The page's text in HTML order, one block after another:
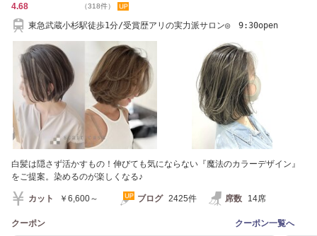
4.68 （318件）
東急武蔵小杉駅徒歩1分/受賞歴アリの実力派サロン◎ 9:30open
白髪は隠さず活かすもの！伸びても気にならない『魔法のカラーデザイン』
をご提案。染めるのが楽しくなる♪
カット ￥6,600～ ブログ 2425件 席数 14席
クーポン クーポン一覧へ